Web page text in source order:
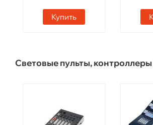
Купить
Световые пульты,